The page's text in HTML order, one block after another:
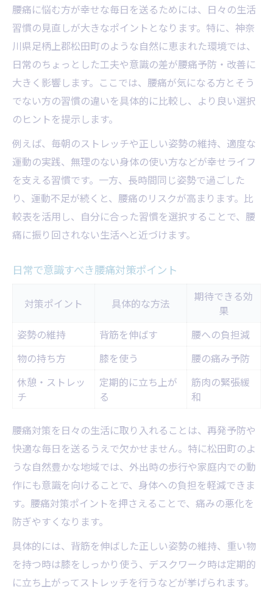
腰痛に悩む方が幸せな毎日を送るためには、日々の生活
習慣の見直しが大きなポイントとなります。特に、神奈
川県足柄上郡松田町のような自然に恵まれた環境では、
日常のちょっとした工夫や意識の差が腰痛予防・改善に
大きく影響します。ここでは、腰痛が気になる方とそう
でない方の習慣の違いを具体的に比較し、より良い選択
のヒントを提示します。
例えば、毎朝のストレッチや正しい姿勢の維持、適度な
運動の実践、無理のない身体の使い方などが幸せライフ
を支える習慣です。一方、長時間同じ姿勢で過ごした
り、運動不足が続くと、腰痛のリスクが高まります。比
較表を活用し、自分に合った習慣を選択することで、腰
痛に振り回されない生活へと近づけます。
日常で意識すべき腰痛対策ポイント
対策ポイント 具体的な方法
期待できる効
果
姿勢の維持
背筋を伸ばす
腰への負担減
物の持ち方
膝を使う
腰の痛み予防
休憩・ストレッ
チ
定期的に立ち上が
る
筋肉の緊張緩
和
腰痛対策を日々の生活に取り入れることは、再発予防や
快適な毎日を送るうえで欠かせません。特に松田町のよ
うな自然豊かな地域では、外出時の歩行や家庭内での動
作にも意識を向けることで、身体への負担を軽減できま
す。腰痛対策ポイントを押さえることで、痛みの悪化を
防ぎやすくなります。
具体的には、背筋を伸ばした正しい姿勢の維持、重い物
を持つ時は膝をしっかり使う、デスクワーク時は定期的
に立ち上がってストレッチを行うなどが挙げられます。